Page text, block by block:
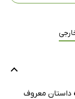
داستان معروف